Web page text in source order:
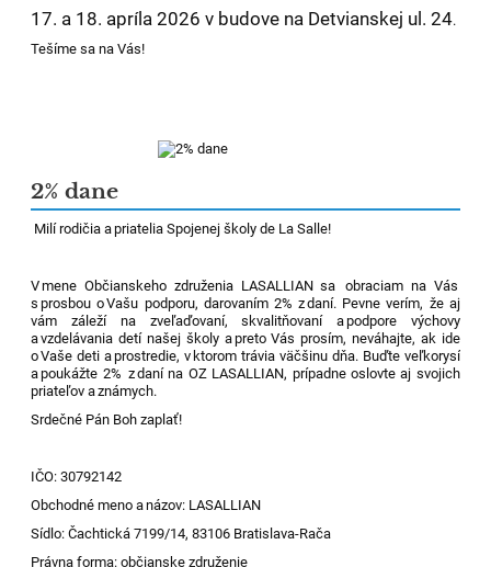
17. a 18. apríla 2026 v budove na Detvianskej ul. 24.
Tešíme sa na Vás!
2% dane
Milí rodičia a priatelia Spojenej školy de La Salle!
V mene Občianskeho združenia LASALLIAN sa obraciam na Vás
s prosbou o Vašu podporu, darovaním 2% z daní. Pevne verím, že aj
vám záleží na
zveľaďovaní, skvalitňovaní a podpore výchovy
a vzdelávania detí našej školy a preto Vás prosím, neváhajte, ak ide
o Vaše deti a prostredie, v ktorom trávia väčšinu dňa. Buďte veľkorysí
a poukážte 2% z daní na OZ LASALLIAN, prípadne oslovte aj svojich
priateľov a známych.
Srdečné Pán Boh zaplať!
IČO: 30792142
Obchodné meno a názov: LASALLIAN
Sídlo: Čachtická 7199/14, 83106 Bratislava-Rača
Právna forma: občianske združenie